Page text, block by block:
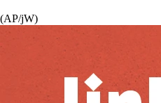
(AP/jW)